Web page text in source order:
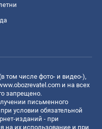
том числе фото- и видео-),
и на всех
запрещено.
письменного
условии обязательной
изданий - при
на их использование и при